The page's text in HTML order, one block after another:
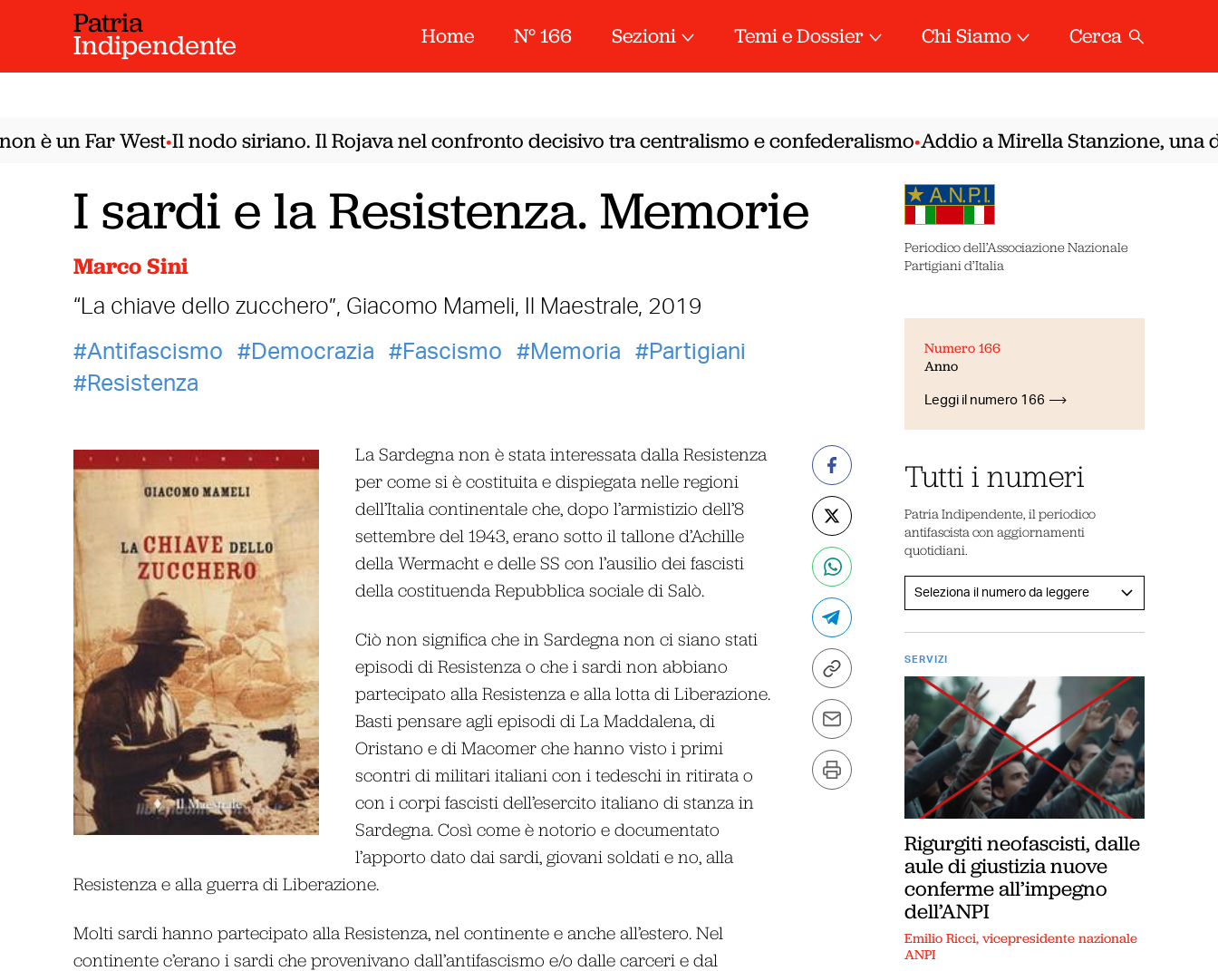
Patria
Indipendente Home N° 166 Sezioni Temi e Dossier Chi Siamo Cerca
è un Far West•Il nodo siriano. Il Rojava nel confronto decisivo tra centralismo e confederalismo•Addio a Mirella Stanzione, una
I sardi e la Resistenza. Memorie
Marco Sini
“La chiave dello zucchero”, Giacomo Mameli, Il Maestrale, 2019
Antifascismo
Democrazia Fascismo Memoria
Partigiani
Resistenza
La Sardegna non è stata interessata dalla Resistenza
per come si è costituita e dispiegata nelle regioni
dell’Italia continentale che, dopo l’armistizio dell’8
settembre del 1943, erano sotto il tallone d’Achille
della Wermacht e delle SS con l’ausilio dei fascisti
della costituenda Repubblica sociale di Salò.
Ciò non significa che in Sardegna non ci siano stati
episodi di Resistenza o che i sardi non abbiano
partecipato alla Resistenza e alla lotta di Liberazione.
Basti pensare agli episodi di La Maddalena, di
Oristano e di Macomer che hanno visto i primi
scontri di militari italiani con i tedeschi in ritirata o
con i corpi fascisti dell’esercito italiano di stanza in
Sardegna. Così come è notorio e documentato
l’apporto dato dai sardi, giovani soldati e no, alla
Resistenza e alla guerra di Liberazione.
Molti sardi hanno partecipato alla Resistenza, nel continente e anche all’estero. Nel
continente c’erano i sardi che provenivano dall’antifascismo e/o dalle carceri e dal
Periodico dell’Associazione Nazionale
Partigiani d’Italia
Numero 166
Anno
Leggi il numero 166
Tutti i numeri
Patria Indipendente, il periodico
antifascista con aggiornamenti
quotidiani.
SERVIZI
Rigurgiti neofascisti, dalle
aule di giustizia nuove
conferme all’impegno
dell’ANPI
Emilio Ricci, vicepresidente nazionale
ANPI